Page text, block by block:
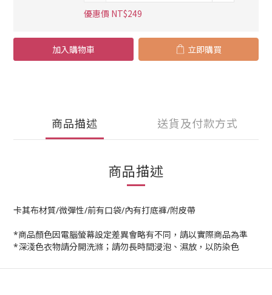
優惠價 NT$249
加入購物車 立即購買
商品描述 送貨及付款方式
商品描述
卡其布材質/微彈性/前有口袋/內有打底褲/附皮帶
*商品顏色因電腦螢幕設定差異會略有不同，請以實際商品為準
*深淺色衣物請分開洗滌；請勿長時間浸泡、濕放，以防染色